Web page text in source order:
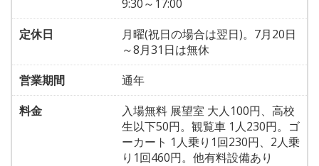
9:30～17:00
定休日
月曜(祝日の場合は翌日)。7月20日
～8月31日は無休
営業期間
通年
料金
入場無料 展望室 大人100円、高校
生以下50円。観覧車 1人230円。ゴ
ーカート 1人乗り1回230円、2人乗
り1回460円。他有料設備あり